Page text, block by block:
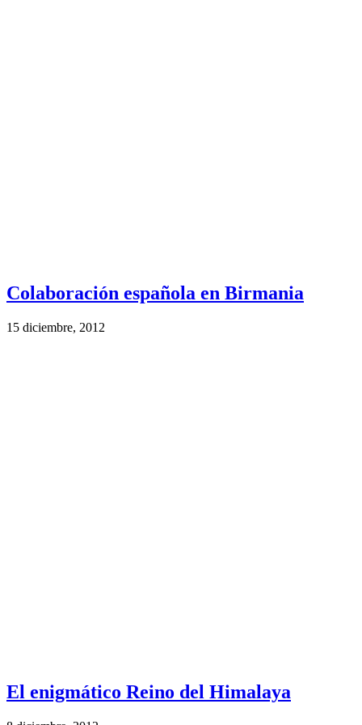
Colaboración española en Birmania
15 diciembre, 2012
El enigmático Reino del Himalaya